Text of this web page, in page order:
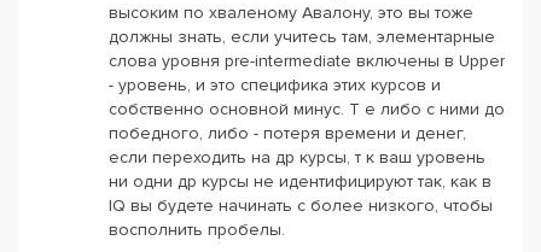
высоким по хваленому Авалону, это вы тоже
должны знать, если учитесь там, элементарные
слова уровня pre-intermediate включены в Upper
- уровень, и это специфика этих курсов и
собственно основной минус. Т е либо с ними до
победного, либо - потеря времени и денег,
если переходить на др курсы, т к ваш уровень
ни одни др курсы не идентифицируют так, как в
IQ вы будете начинать с более низкого, чтобы
восполнить пробелы.